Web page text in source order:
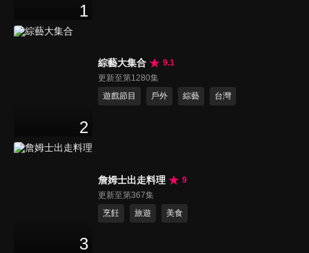
1
2
綜藝大集合
9.1
更新至第1280集
遊戲節目
戶外 綜藝 台灣
3
詹姆士出走料理
9
更新至第367集
烹飪
旅遊 美食